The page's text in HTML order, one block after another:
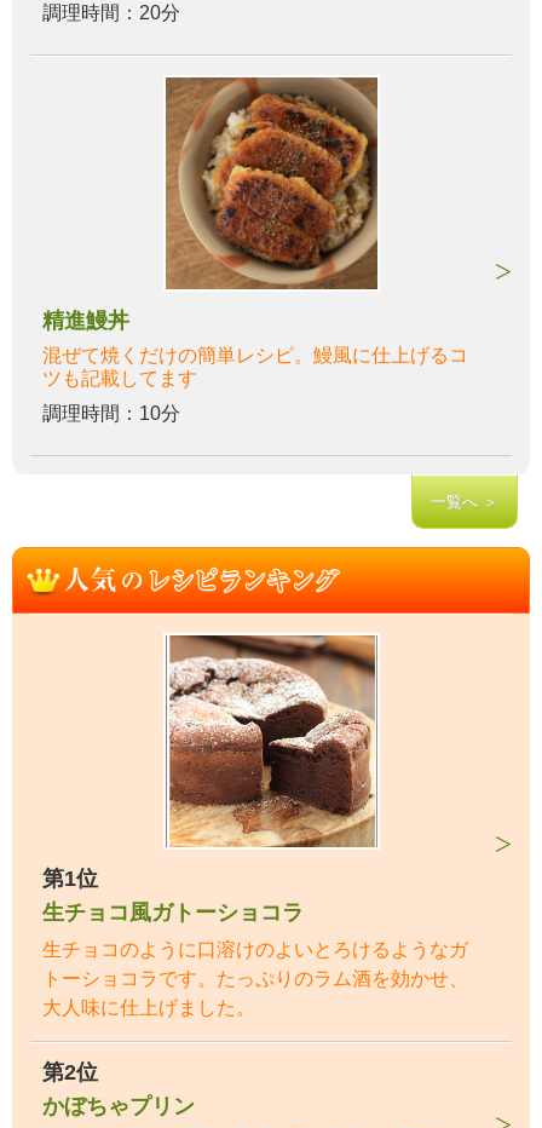
調理時間：20分
精進鰻丼
混ぜて焼くだけの簡単レシピ。鰻風に仕上げるコ
ツも記載してます
調理時間：10分
一覧へ ＞
第1位
生チョコ風ガトーショコラ
生チョコのように口溶けのよいとろけるようなガ
トーショコラです。たっぷりのラム酒を効かせ、
大人味に仕上げました。
第2位
かぼちゃプリン